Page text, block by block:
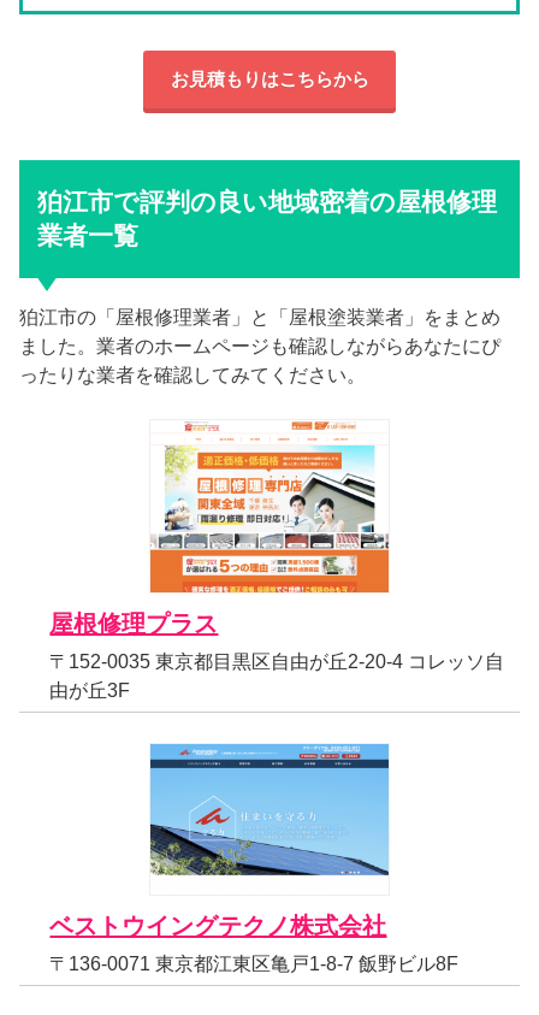
お見積もりはこちらから
狛江市で評判の良い地域密着の屋根修理
業者一覧
狛江市の「屋根修理業者」と「屋根塗装業者」をまとめ
ました。業者のホームページも確認しながらあなたにぴ
ったりな業者を確認してみてください。
屋根修理プラス
〒152-0035 東京都目黒区自由が丘2-20-4 コレッソ自
由が丘3F
ベストウイングテクノ株式会社
〒136-0071 東京都江東区亀戸1-8-7 飯野ビル8F